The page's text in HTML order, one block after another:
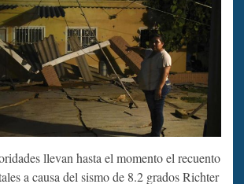
llevan hasta el momento el recuento
a causa del sismo de 8.2 grados Richter